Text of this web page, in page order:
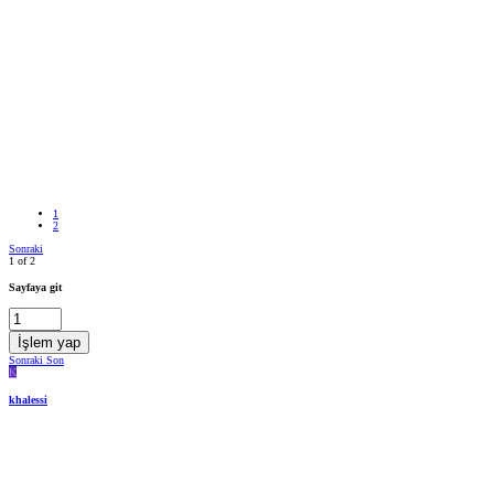
1
2
Sonraki
1 of 2
Sayfaya git
İşlem yap
Sonraki Son
K
khalessi